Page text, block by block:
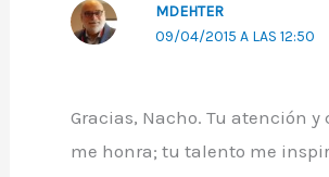
MDEHTER
09/04/2015 A LAS 12:50
Gracias, Nacho. Tu atención
me honra; tu talento me